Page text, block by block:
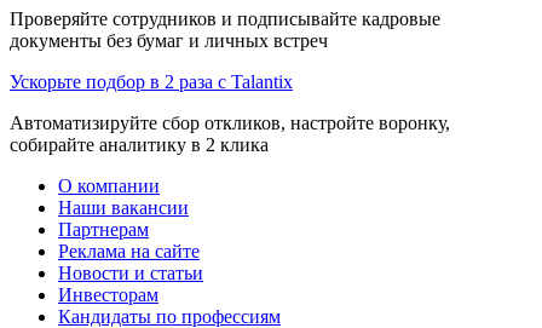
Проверяйте сотрудников и подписывайте кадровые
документы без бумаг и личных встреч
Ускорьте подбор в 2 раза с Talantix
Автоматизируйте сбор откликов, настройте воронку,
собирайте аналитику в 2 клика
О компании
Наши вакансии
Партнерам
Реклама на сайте
Новости и статьи
Инвесторам
Кандидаты по профессиям